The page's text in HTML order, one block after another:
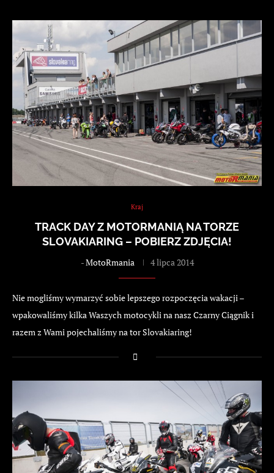
Kraj
TRACK DAY Z MOTORMANIĄ NA TORZE
SLOVAKIARING – POBIERZ ZDJĘCIA!
-MotoRmania 4 lipca 2014
Nie mogliśmy wymarzyć sobie lepszego rozpoczęcia wakacji –
wpakowaliśmy kilka Waszych motocykli na nasz Czarny Ciągnik i
razem z Wami pojechaliśmy na tor Slovakiaring!